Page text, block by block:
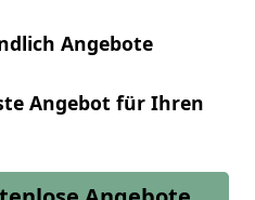
Angebote
Angebot für Ihren